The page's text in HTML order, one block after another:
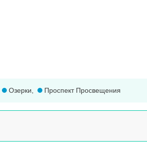
Озерки Проспект Просвещения